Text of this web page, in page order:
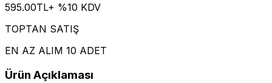
595.00TL+ %10 KDV
TOPTAN SATIŞ
EN AZ ALIM 10 ADET
Ürün Açıklaması